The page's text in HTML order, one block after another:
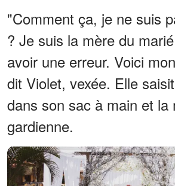
"Comment ça, je ne suis
? Je suis la mère du
avoir une erreur. Voici
dit Violet, vexée. Elle
dans son sac à main et la
gardienne.